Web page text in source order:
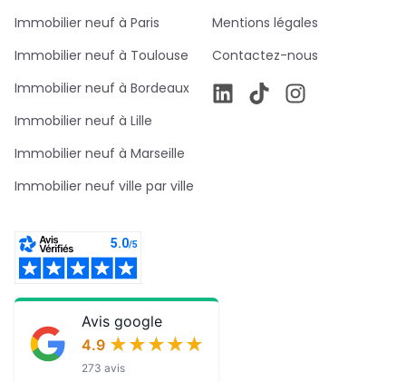
Immobilier neuf à Paris
Immobilier neuf à Toulouse
Immobilier neuf à Bordeaux
Immobilier neuf à Lille
Immobilier neuf à Marseille
Immobilier neuf ville par ville
Mentions légales
Contactez-nous
Avis google
4.9 ★★★★★
★★★★★
273 avis